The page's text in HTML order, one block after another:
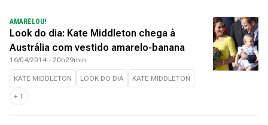
AMARELOU!
Look do dia: Kate Middleton chega à
Austrália com vestido amarelo-banana
16/04/2014 - 20h29min
KATE MIDDLETON LOOK DO DIA KATE MIDDLETON
+ 1